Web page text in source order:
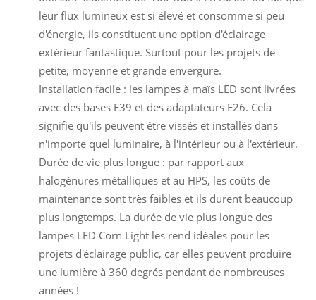
leur flux lumineux est si élevé et consomme si peu
d'énergie, ils constituent une option d'éclairage
extérieur fantastique. Surtout pour les projets de
petite, moyenne et grande envergure.
Installation facile : les lampes à maïs LED sont livrées
avec des bases E39 et des adaptateurs E26. Cela
signifie qu'ils peuvent être vissés et installés dans
n'importe quel luminaire, à l'intérieur ou à l'extérieur.
Durée de vie plus longue : par rapport aux
halogénures métalliques et au HPS, les coûts de
maintenance sont très faibles et ils durent beaucoup
plus longtemps. La durée de vie plus longue des
lampes LED Corn Light les rend idéales pour les
projets d'éclairage public, car elles peuvent produire
une lumière à 360 degrés pendant de nombreuses
années !